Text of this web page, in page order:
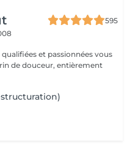
595
et passionnées vous
de douceur, entièrement